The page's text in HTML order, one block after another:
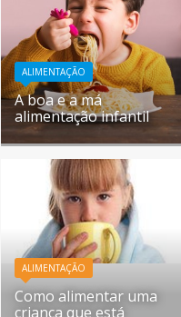
ALIMENTAÇÃO
A boa e a má
alimentação infantil
ALIMENTAÇÃO
Como alimentar uma
criança que está